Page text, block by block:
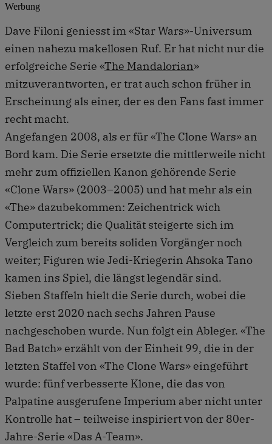
Werbung
Dave Filoni geniesst im «Star Wars»-Universum
einen nahezu makellosen Ruf. Er hat nicht nur die
erfolgreiche Serie «The Mandalorian»
mitzuverantworten, er trat auch schon früher in
Erscheinung als einer, der es den Fans fast immer
recht macht.
Angefangen 2008, als er für «The Clone Wars» an
Bord kam. Die Serie ersetzte die mittlerweile nicht
mehr zum offiziellen Kanon gehörende Serie
«Clone Wars» (2003–2005) und hat mehr als ein
«The» dazubekommen: Zeichentrick wich
Computertrick; die Qualität steigerte sich im
Vergleich zum bereits soliden Vorgänger noch
weiter; Figuren wie Jedi-Kriegerin Ahsoka Tano
kamen ins Spiel, die längst legendär sind.
Sieben Staffeln hielt die Serie durch, wobei die
letzte erst 2020 nach sechs Jahren Pause
nachgeschoben wurde. Nun folgt ein Ableger. «The
Bad Batch» erzählt von der Einheit 99, die in der
letzten Staffel von «The Clone Wars» eingeführt
wurde: fünf verbesserte Klone, die das von
Palpatine ausgerufene Imperium aber nicht unter
Kontrolle hat – teilweise inspiriert von der 80er-
Jahre-Serie «Das A-Team».